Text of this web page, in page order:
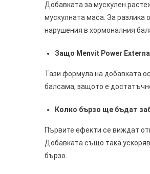
Добавката за мускулен
мускулната маса. За разлика
нарушения в хормоналния
Защо Menvit Power External
Тази формула на добавката
балсама, защото е
Колко бързо ще бъдат
Първите ефекти се виждат
Добавката също така
бързо.